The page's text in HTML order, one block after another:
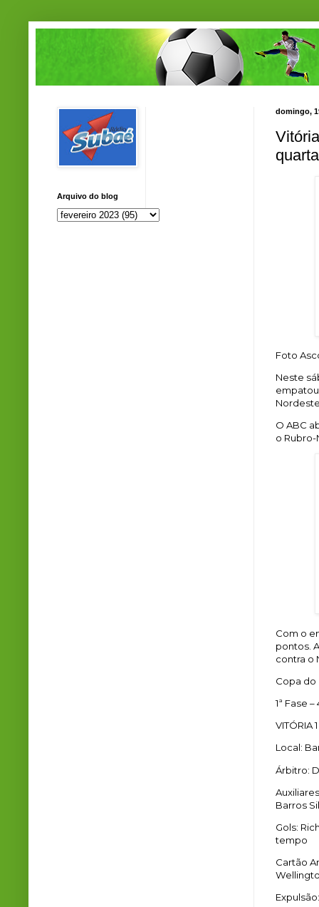
domingo,
Foto
Neste
empatou
O ABC
o
Com o
pontos.
contra o
Copa
1ª Fase
VITÓRIA
Local:
Árbitro:
Barros
Gols:
tempo
Cartão
Arquivo do blog